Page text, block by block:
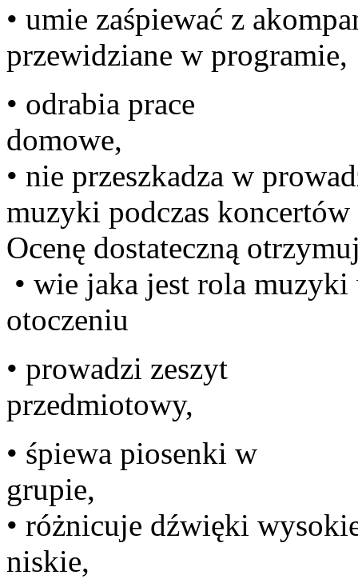
• umie zaśpiewać z
• odrabia prace
• nie przeszkadza w
muzyki podczas
Ocenę dostateczną
• wie jaka jest rola
• prowadzi zeszyt
• śpiewa piosenki w
• różnicuje dźwięki